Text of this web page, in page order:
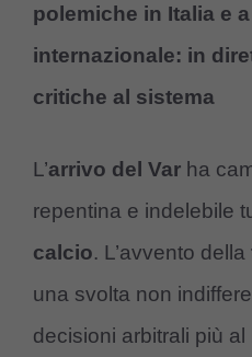
polemiche in Italia e
internazionale: in
critiche al sistema
L’arrivo del Var ha
repentina e indelebile
calcio. L’avvento della
una svolta non
decisioni arbitrali più al